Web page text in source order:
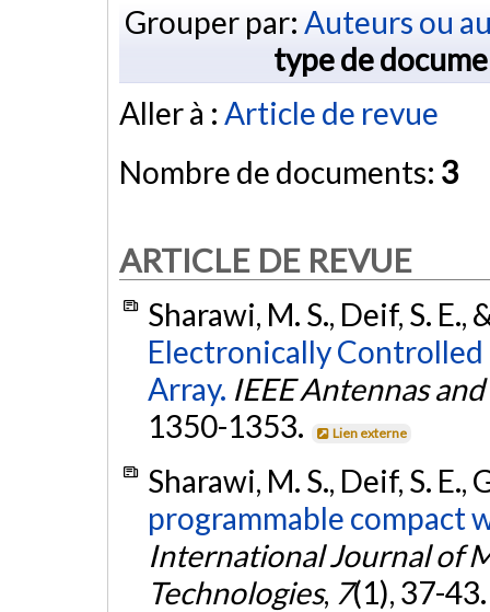
Grouper par: Auteurs ou
type de
Aller à : Article de revue
Nombre de documents: 3
ARTICLE DE REVUE
Sharawi, M. S., Deif, S.
Electronically Controlled
Array. IEEE Antennas
1350-1353.
Lien externe
Sharawi, M. S., Deif, S.
programmable compact
International Journal of
Technologies, 7(1), 37-